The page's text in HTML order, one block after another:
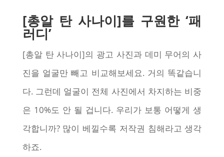
[총알 탄 사나이]를 구원한 ‘패
러디’
[총알 탄 사나이]의 광고 사진과 데미 무어의 사
진을 얼굴만 빼고 비교해보세요. 거의 똑같습니
다. 그런데 얼굴이 전체 사진에서 차지하는 비중
은 10%도 안 될 겁니다. 우리가 보통 어떻게 생
각합니까? 많이 베낄수록 저작권 침해라고 생각
하죠.